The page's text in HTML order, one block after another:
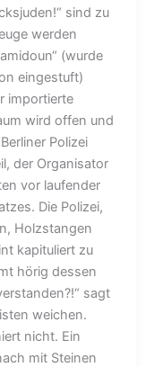
sind zu
werden
(wurde
eingestuft)
importierte
wird offen und
Polizei
der Organisator
vor laufender
Die Polizei,
Holzstangen
kapituliert zu
hörig dessen
sagt
weichen.
nicht. Ein
mit Steinen